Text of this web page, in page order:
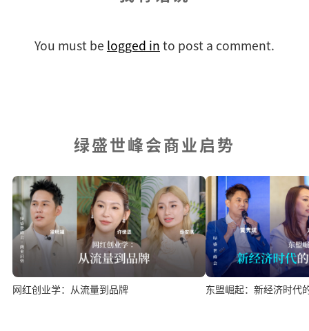
You must be logged in to post a comment.
绿盛世峰会商业启势
网红创业学：从流量到品牌 东盟崛起：新经济时代